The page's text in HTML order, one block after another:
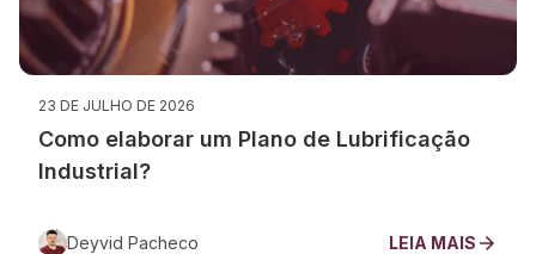
23 DE JULHO DE 2026
Como elaborar um Plano de Lubrificação
Industrial?
Deyvid Pacheco LEIA MAIS